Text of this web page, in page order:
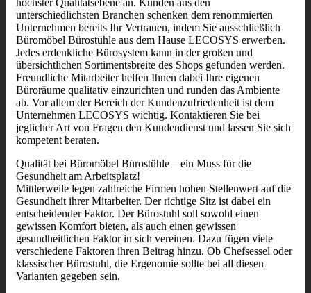
höchster Qualitätsebene an. Kunden aus den
unterschiedlichsten Branchen schenken dem renommierten
Unternehmen bereits Ihr Vertrauen, indem Sie ausschließlich
Büromöbel Bürostühle aus dem Hause LECOSYS erwerben.
Jedes erdenkliche Bürosystem kann in der großen und
übersichtlichen Sortimentsbreite des Shops gefunden werden.
Freundliche Mitarbeiter helfen Ihnen dabei Ihre eigenen
Büroräume qualitativ einzurichten und runden das Ambiente
ab. Vor allem der Bereich der Kundenzufriedenheit ist dem
Unternehmen LECOSYS wichtig. Kontaktieren Sie bei
jeglicher Art von Fragen den Kundendienst und lassen Sie sich
kompetent beraten.
Qualität bei Büromöbel Bürostühle – ein Muss für die
Gesundheit am Arbeitsplatz!
Mittlerweile legen zahlreiche Firmen hohen Stellenwert auf die
Gesundheit ihrer Mitarbeiter. Der richtige Sitz ist dabei ein
entscheidender Faktor. Der Bürostuhl soll sowohl einen
gewissen Komfort bieten, als auch einen gewissen
gesundheitlichen Faktor in sich vereinen. Dazu fügen viele
verschiedene Faktoren ihren Beitrag hinzu. Ob Chefsessel oder
klassischer Bürostuhl, die Ergenomie sollte bei all diesen
Varianten gegeben sein.